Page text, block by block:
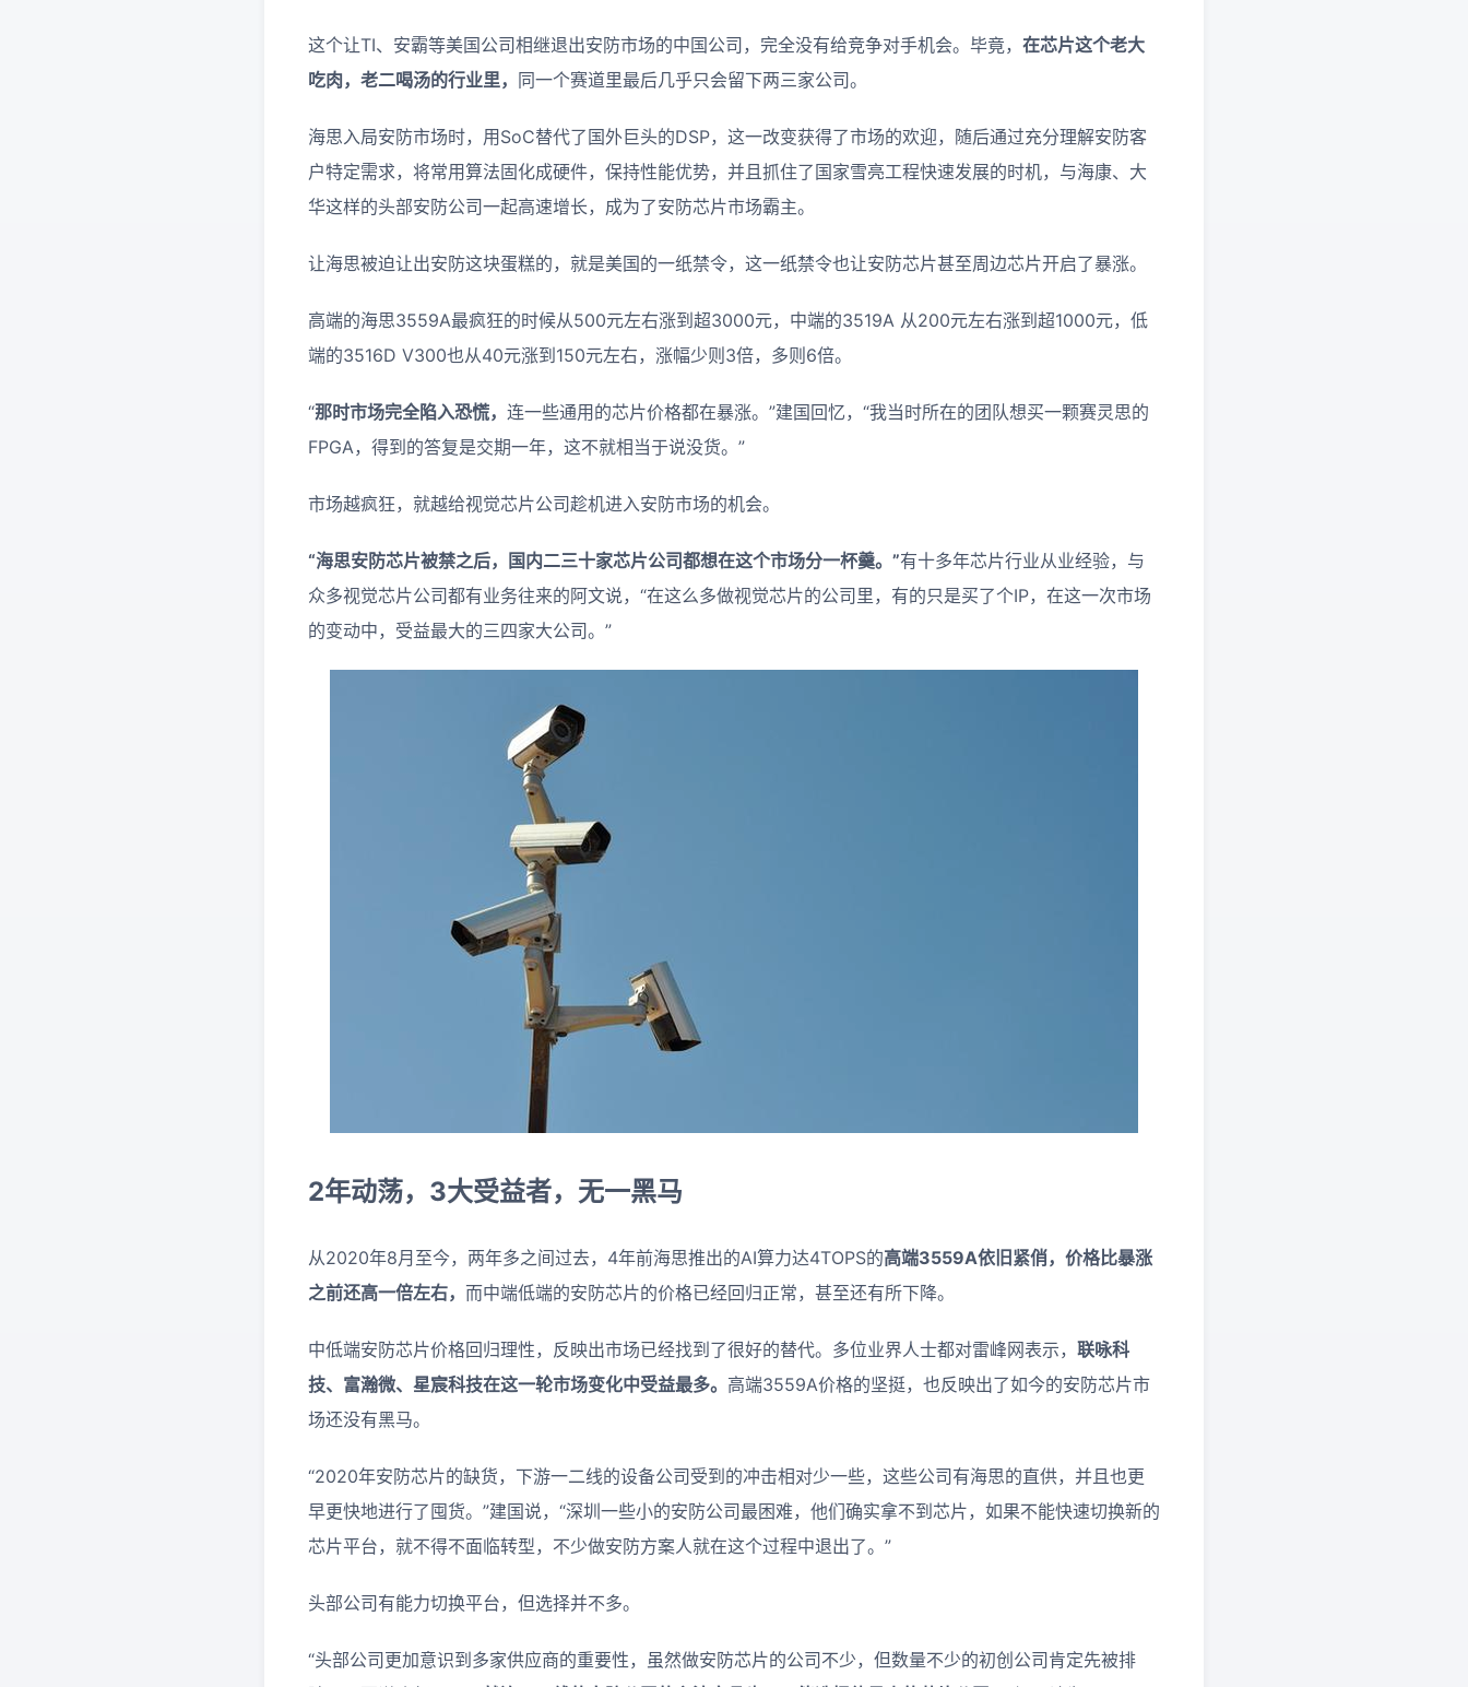
这个让TI、安霸等美国公司相继退出安防市场的中国公司，完全没有给竞争对手机会。毕竟， 在芯片这个老大
吃肉，老二喝汤的行业里， 同一个赛道里最后几乎只会留下两三家公司。
海思入局安防市场时，用SoC替代了国外巨头的DSP，这一改变获得了市场的欢迎，随后通过充分理解安防客
户特定需求，将常用算法固化成硬件，保持性能优势，并且抓住了国家雪亮工程快速发展的时机，与海康、大
华这样的头部安防公司一起高速增长，成为了安防芯片市场霸主。
让海思被迫让出安防这块蛋糕的，就是美国的一纸禁令，这一纸禁令也让安防芯片甚至周边芯片开启了暴涨。
高端的海思3559A最疯狂的时候从500元左右涨到超3000元，中端的3519A 从200元左右涨到超1000元，低
端的3516D V300也从40元涨到150元左右，涨幅少则3倍，多则6倍。
“那时市场完全陷入恐慌， 连一些通用的芯片价格都在暴涨。”建国回忆，“我当时所在的团队想买一颗赛灵思的
FPGA，得到的答复是交期一年，这不就相当于说没货。”
市场越疯狂，就越给视觉芯片公司趁机进入安防市场的机会。
“海思安防芯片被禁之后，国内二三十家芯片公司都想在这个市场分一杯羹。”有十多年芯片行业从业经验，与
众多视觉芯片公司都有业务往来的阿文说，“在这么多做视觉芯片的公司里，有的只是买了个IP，在这一次市场
的变动中，受益最大的三四家大公司。”
2年动荡，3大受益者，无一黑马
从2020年8月至今，两年多之间过去，4年前海思推出的AI算力达4TOPS的高端3559A依旧紧俏，价格比暴涨
之前还高一倍左右， 而中端低端的安防芯片的价格已经回归正常，甚至还有所下降。
中低端安防芯片价格回归理性，反映出市场已经找到了很好的替代。多位业界人士都对雷峰网表示， 联咏科
技、富瀚微、星宸科技在这一轮市场变化中受益最多。 高端3559A价格的坚挺，也反映出了如今的安防芯片市
场还没有黑马。
“2020年安防芯片的缺货，下游一二线的设备公司受到的冲击相对少一些，这些公司有海思的直供，并且也更
早更快地进行了囤货。”建国说，“深圳一些小的安防公司最困难，他们确实拿不到芯片，如果不能快速切换新的
芯片平台，就不得不面临转型，不少做安防方案人就在这个过程中退出了。”
头部公司有能力切换平台，但选择并不多。
“头部公司更加意识到多家供应商的重要性，虽然做安防芯片的公司不少，但数量不少的初创公司肯定先被排